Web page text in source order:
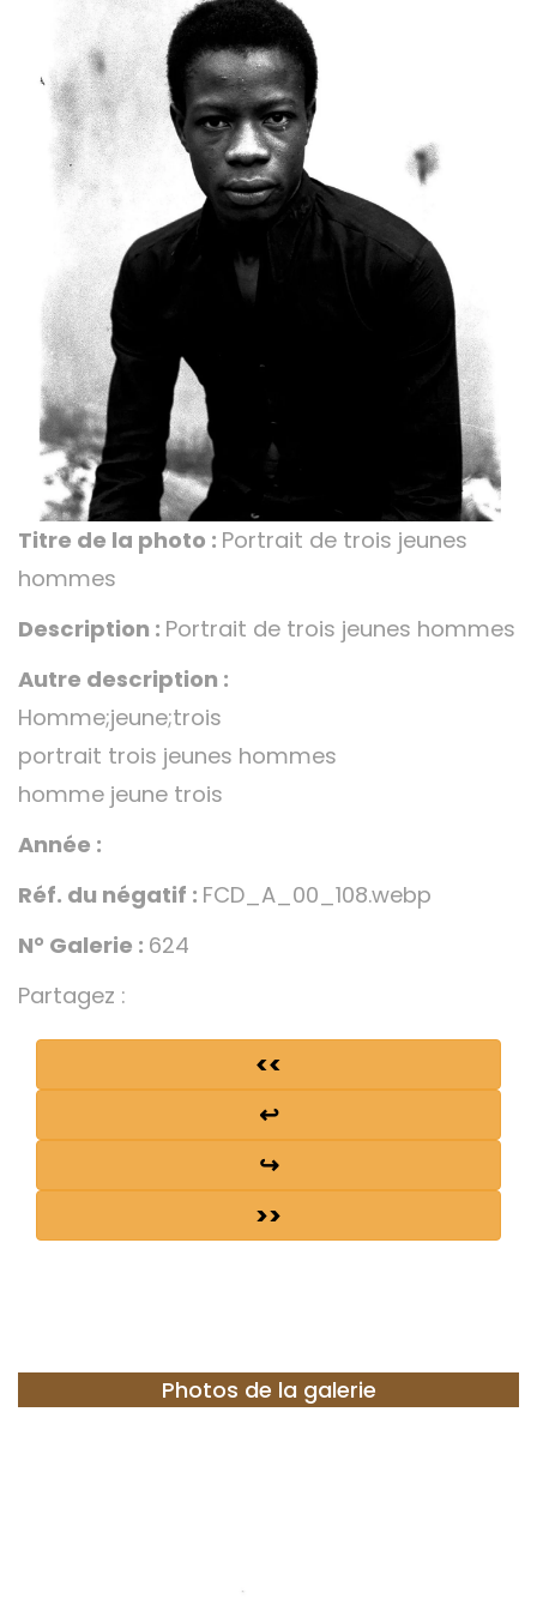
Titre de la photo : Portrait de trois jeunes
hommes
Description : Portrait de trois jeunes hommes
Autre description :
Homme;jeune;trois
portrait trois jeunes hommes
homme jeune trois
Année :
Réf. du négatif : FCD_A_00_108.webp
N° Galerie : 624
Partagez :
<<
↩
↪
>>
Photos de la galerie